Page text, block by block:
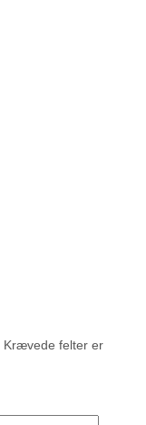
Krævede felter er